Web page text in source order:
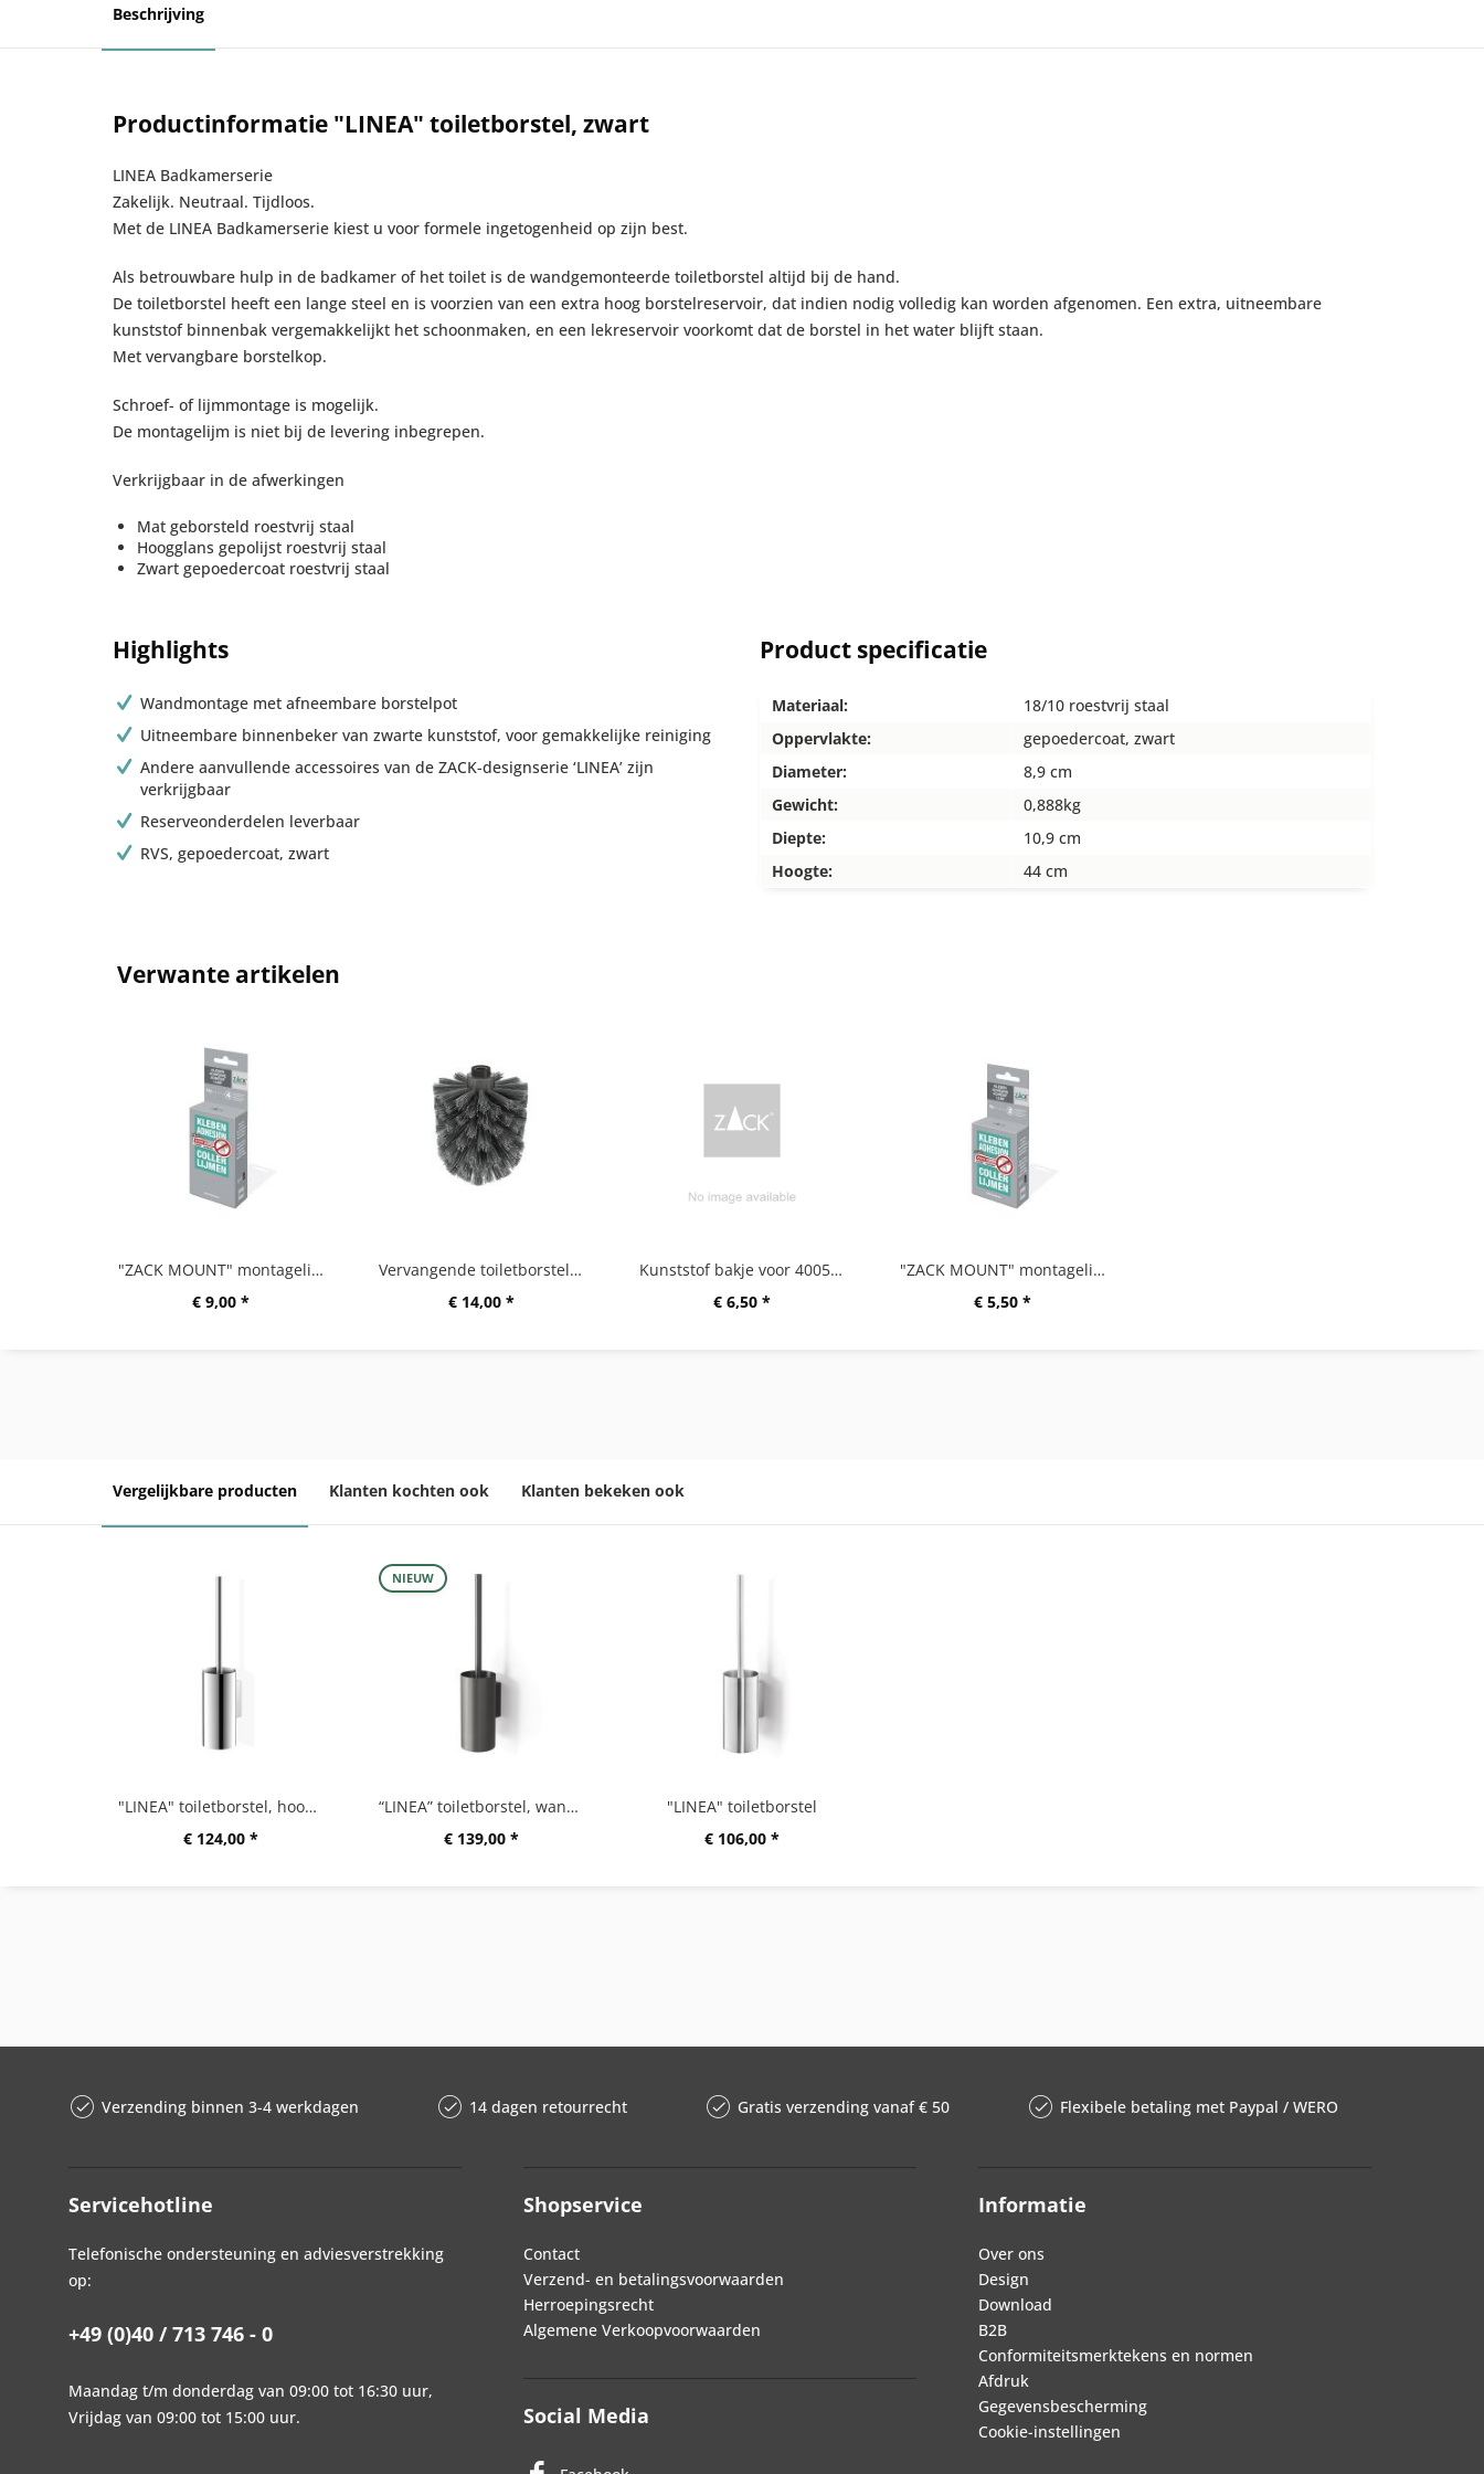
Beschrijving
Productinformatie "LINEA" toiletborstel, zwart
LINEA Badkamerserie
Zakelijk. Neutraal. Tijdloos.
Met de LINEA Badkamerserie kiest u voor formele ingetogenheid op zijn best.
Als betrouwbare hulp in de badkamer of het toilet is de wandgemonteerde toiletborstel altijd bij de hand.
De toiletborstel heeft een lange steel en is voorzien van een extra hoog borstelreservoir, dat indien nodig volledig kan worden afgenomen. Een extra, uitneembare
kunststof binnenbak vergemakkelijkt het schoonmaken, en een lekreservoir voorkomt dat de borstel in het water blijft staan.
Met vervangbare borstelkop.
Schroef- of lijmmontage is mogelijk.
De montagelijm is niet bij de levering inbegrepen.
Verkrijgbaar in de afwerkingen
Mat geborsteld roestvrij staal
Hoogglans gepolijst roestvrij staal
Zwart gepoedercoat roestvrij staal
Highlights
Wandmontage met afneembare borstelpot
Uitneembare binnenbeker van zwarte kunststof, voor gemakkelijke reiniging
Andere aanvullende accessoires van de ZACK-designserie ‘LINEA’ zijn
verkrijgbaar
Reserveonderdelen leverbaar
RVS, gepoedercoat, zwart
Product specificatie
Materiaal:
18/10 roestvrij staal
Oppervlakte:
gepoedercoat, zwart
Diameter:
8,9 cm
Gewicht:
0,888kg
Diepte:
10,9 cm
Hoogte:
44 cm
Verwante artikelen
"ZACK MOUNT" montagelijm 12g
€ 9,00 *
Vervangende toiletborstelkop A
€ 14,00 *
Kunststof bakje voor 40055/185/191/255/382/856
€ 6,50 *
"ZACK MOUNT" montagelijm, 6 g
€ 5,50 *
Vergelijkbare producten Klanten kochten ook Klanten bekeken ook
"LINEA" toiletborstel, hoogglanzend
€ 124,00 *
NIEUW
“LINEA” toiletborstel, wandmontage, grafiet
€ 139,00 *
"LINEA" toiletborstel
€ 106,00 *
Verzending binnen 3-4 werkdagen 14 dagen retourrecht Gratis verzending vanaf € 50 Flexibele betaling met Paypal / WERO
Servicehotline
Telefonische ondersteuning en adviesverstrekking
op:
+49 (0)40 / 713 746 - 0
Maandag t/m donderdag van 09:00 tot 16:30 uur,
Vrijdag van 09:00 tot 15:00 uur.
Shopservice
Contact
Verzend- en betalingsvoorwaarden
Herroepingsrecht
Algemene Verkoopvoorwaarden
Social Media
Informatie
Over ons
Design
Download
B2B
Conformiteitsmerktekens en normen
Afdruk
Gegevensbescherming
Cookie-instellingen